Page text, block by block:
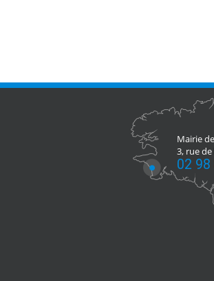
Mairie de
3, rue de
02 98